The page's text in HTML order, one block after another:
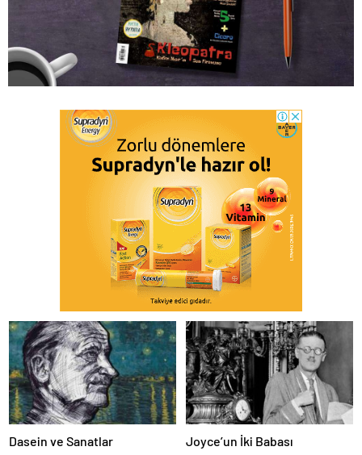
Dasein ve Sanatlar Joyce’un İki Babası